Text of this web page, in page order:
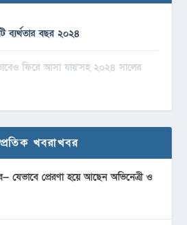
ব্যর্থতার বছর ২০২৪
ফিরে আসা যায়’সহ ২০২৪ সালের
খবরাখবর
যেভাবে প্রেরণা হয়ে আছেন অভিনেত্রী ও